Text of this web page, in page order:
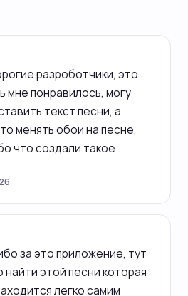
разроботчики, это
мне понравилось, могу
текст песни, а
менять обои на песне,
что создали такое
за это приложение, тут
этой песни которая
легко самим